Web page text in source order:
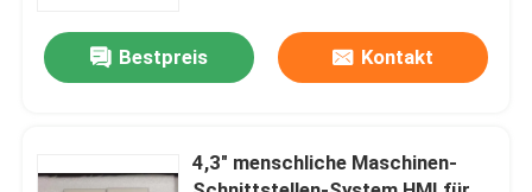
Bestpreis Kontakt
4,3" menschliche Maschinen-